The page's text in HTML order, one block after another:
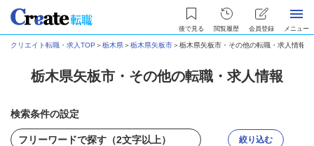
後で見る 閲覧履歴 会員登録 メニュー
クリエイト転職・求人TOP ＞栃木県＞栃木県矢板市＞栃木県矢板市・その他の転職・求人情報
栃木県矢板市・その他の転職・求人情報
検索条件の設定
絞り込む